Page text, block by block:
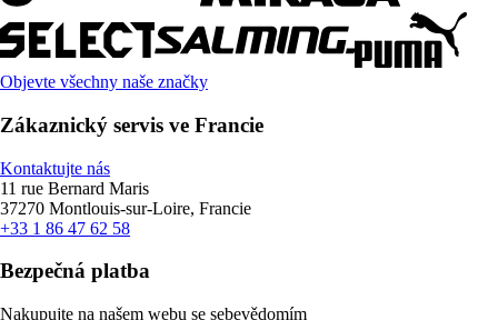
Objevte všechny naše značky
Zákaznický servis ve Francie
Kontaktujte nás
11 rue Bernard Maris
37270 Montlouis-sur-Loire, Francie
+33 1 86 47 62 58
Bezpečná platba
Nakupujte na našem webu se sebevědomím